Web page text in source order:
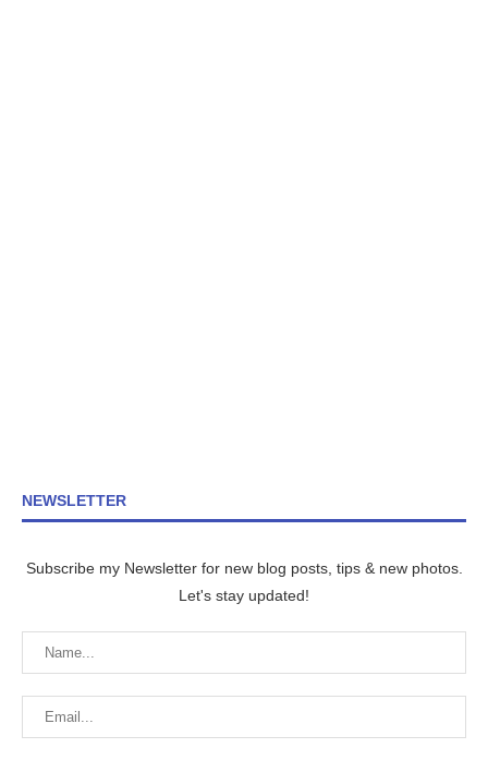
NEWSLETTER
Subscribe my Newsletter for new blog posts, tips & new photos.
Let's stay updated!